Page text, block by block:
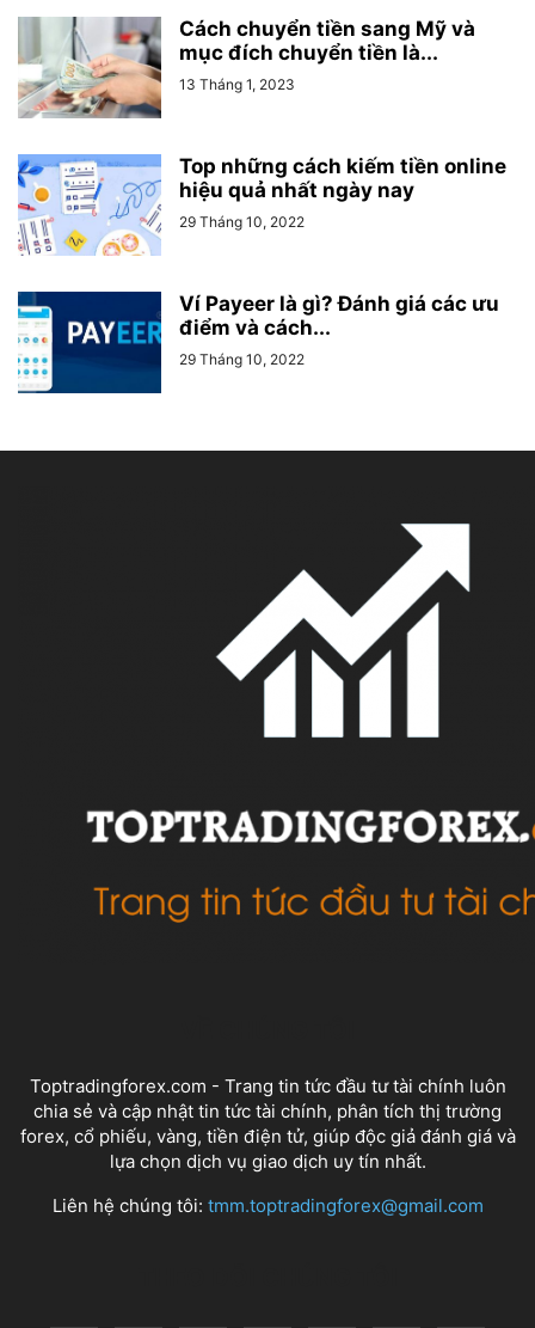
Cách chuyển tiền sang Mỹ và
mục đích chuyển tiền là...
13 Tháng 1, 2023
Top những cách kiếm tiền online
hiệu quả nhất ngày nay
29 Tháng 10, 2022
Ví Payeer là gì? Đánh giá các ưu
điểm và cách...
29 Tháng 10, 2022
Toptradingforex.com - Trang tin tức đầu tư tài chính luôn
chia sẻ và cập nhật tin tức tài chính, phân tích thị trường
forex, cổ phiếu, vàng, tiền điện tử, giúp độc giả đánh giá và
lựa chọn dịch vụ giao dịch uy tín nhất.
Liên hệ chúng tôi: tmm.toptradingforex@gmail.com